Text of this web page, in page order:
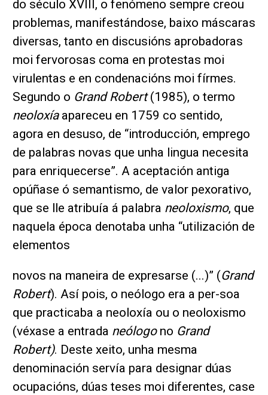
do século XVIII, o fenómeno sempre creou
problemas, manifestándose, baixo máscaras
diversas, tanto en discusións aprobadoras
moi fervorosas coma en protestas moi
virulentas e en condenacións moi fírmes.
Segundo o Grand Robert(1985), o termo
neoloxíaapareceu en 1759 co sentido,
agora en desuso, de “introducción, emprego
de palabras novas que unha lingua necesita
para enriquecerse”. A aceptación antiga
opúñase ó semantismo, de valor pexorativo,
que se lle atribuía á palabra neoloxismo, que
naquela época denotaba unha “utilización de
elementos
novos na maneira de expresarse (...)” (Grand
Robert). Así pois, o neólogo era a per-soa
que practicaba a neoloxía ou o neoloxismo
(véxase a entrada neólogono Grand
Robert). Deste xeito, unha mesma
denominación servía para designar dúas
ocupacións, dúas teses moi diferentes, case